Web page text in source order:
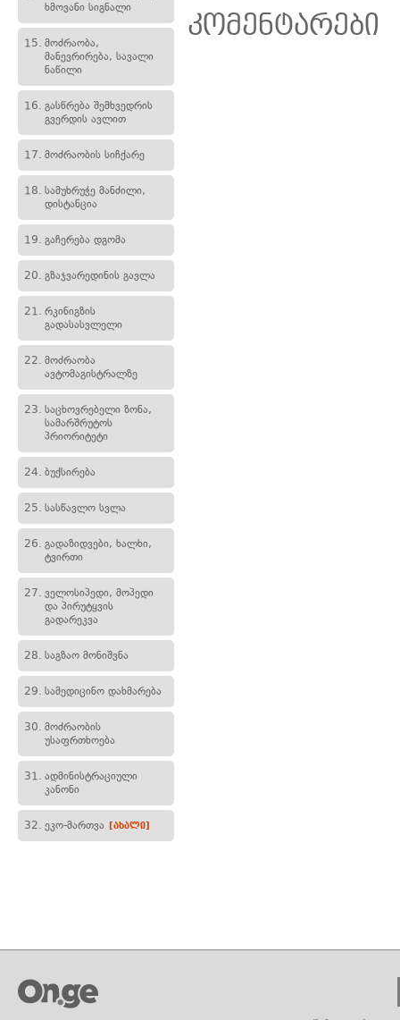
ხმოვანი სიგნალი
15. მოძრაობა,
მანევრირება, სავალი
ნაწილი
16. გასწრება შემხვედრის
გვერდის ავლით
17. მოძრაობის სიჩქარე
18. სამუხრუჭე მანძილი,
დისტანცია
19. გაჩერება დგომა
20. გზაჯვარედინის გავლა
21. რკინიგზის
გადასასვლელი
22. მოძრაობა
ავტომაგისტრალზე
23. საცხოვრებელი ზონა,
სამარშრუტოს
პრიორიტეტი
24. ბუქსირება
25. სასწავლო სვლა
26. გადაზიდვები, ხალხი,
ტვირთი
27. ველოსიპედი, მოპედი
და პირუტყვის
გადარეკვა
28. საგზაო მონიშვნა
29. სამედიცინო დახმარება
30. მოძრაობის
უსაფრთხოება
31. ადმინისტრაციული
კანონი
32. ეკო-მართვა [ახალი]
კომენტარები